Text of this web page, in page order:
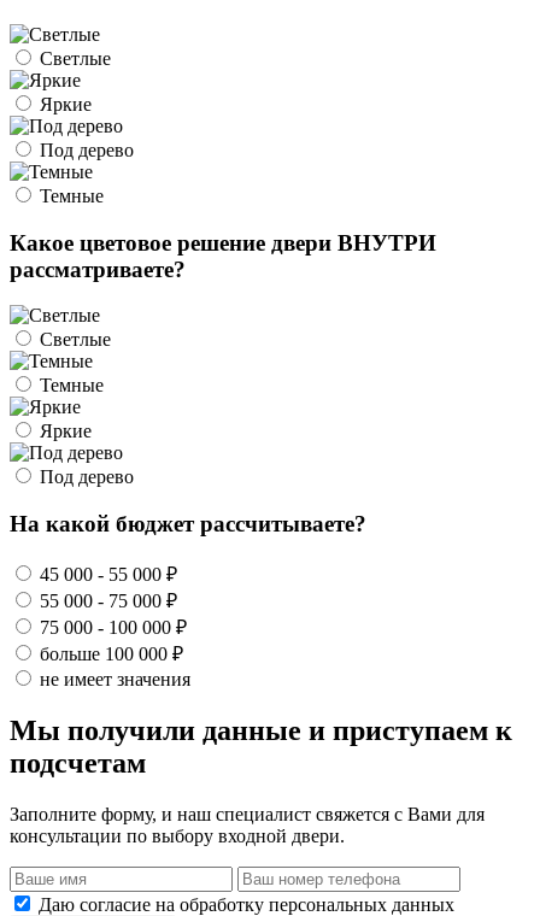
Светлые
Яркие
Под дерево
Темные
Какое цветовое решение двери ВНУТРИ
рассматриваете?
Светлые
Темные
Яркие
Под дерево
На какой бюджет рассчитываете?
45 000 - 55 000 ₽
55 000 - 75 000 ₽
75 000 - 100 000 ₽
больше 100 000 ₽
не имеет значения
Мы получили данные и приступаем к
подсчетам
Заполните форму, и наш специалист свяжется с Вами для
консультации по выбору входной двери.
Даю согласие на обработку персональных данных